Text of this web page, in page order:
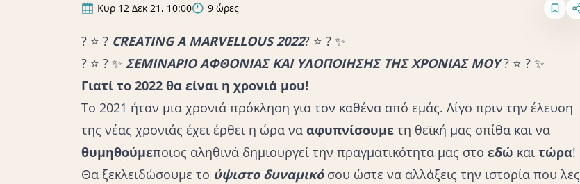
Κυρ 12 Δεκ 21, 10:00 9 ώρες
? ⭐️ ? CREATING A MARVELLOUS 2022? ⭐️ ? ✨
? ⭐️ ? ✨ ΣΕΜΙΝΑΡΙΟ ΑΦΘΟΝΙΑΣ ΚΑΙ ΥΛΟΠΟΙΗΣΗΣ ΤΗΣ ΧΡΟΝΙΑΣ ΜΟΥ? ⭐️ ? ✨
Γιατί το 2022 θα είναι η χρονιά μου!
Το 2021 ήταν μια χρονιά πρόκληση για τον καθένα από εμάς. Λίγο πριν την έλευση
της νέας χρονιάς έχει έρθει η ώρα να αφυπνίσουμε τη θεϊκή μας σπίθα και να
θυμηθούμεποιος αληθινά δημιουργεί την πραγματικότητα μας στο εδώ και τώρα!
Θα ξεκλειδώσουμε το ύψιστο δυναμικόσου ώστε να αλλάξεις την ιστορία που λες